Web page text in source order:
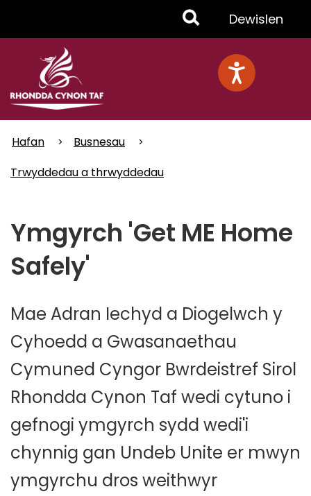
Toggle
Menu
Dewislen
Hafan
Busnesau
Trwyddedau a thrwyddedau
Ymgyrch 'Get ME Home
Safely'
Mae Adran Iechyd a Diogelwch y
Cyhoedd a Gwasanaethau
Cymuned Cyngor Bwrdeistref Sirol
Rhondda Cynon Taf wedi cytuno i
gefnogi ymgyrch sydd wedi'i
chynnig gan Undeb Unite er mwyn
ymgyrchu dros weithwyr